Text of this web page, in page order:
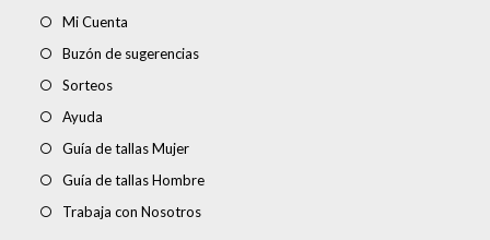
Mi Cuenta
Buzón de sugerencias
Sorteos
Ayuda
Guía de tallas Mujer
Guía de tallas Hombre
Trabaja con Nosotros